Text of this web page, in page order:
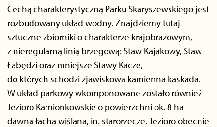
Cechą charakterystyczną Parku Skaryszewskiego jest
rozbudowany układ wodny. Znajdziemy tutaj
sztuczne zbiorniki o charakterze krajobrazowym,
z nieregularną linią brzegową: Staw Kajakowy, Staw
Łabędzi oraz mniejsze Stawy Kacze,
do których schodzi zjawiskowa kamienna kaskada.
W układ parkowy wkomponowane zostało również
Jezioro Kamionkowskie o powierzchni ok. 8 ha –
dawna łacha wiślana, in. starorzecze. Jezioro obecnie